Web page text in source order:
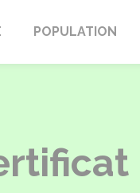
POPULATION